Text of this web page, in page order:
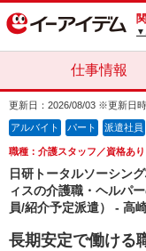
▼
仕事情報
更新日：2026/08/03 ※更新日
アルバイト パート 派遣社員
職種：介護スタッフ／資格あ
日研トータルソーシン
ィスの介護職・ヘルパ
員/紹介予定派遣） - 高
長期安定で働け